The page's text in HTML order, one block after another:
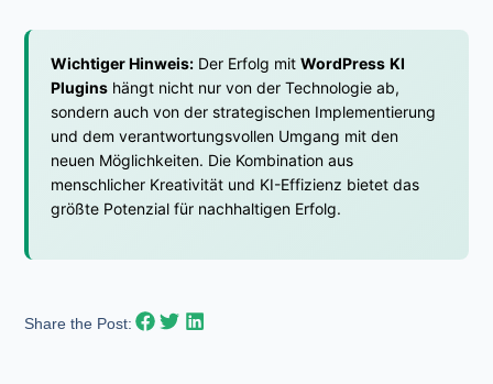
Wichtiger Hinweis: Der Erfolg mitWordPress KI
Plugins hängt nicht nur von der Technologie ab,
sondern auch von der strategischen Implementierung
und dem verantwortungsvollen Umgang mit den
neuen Möglichkeiten. Die Kombination aus
menschlicher Kreativität und KI-Effizienz bietet das
größte Potenzial für nachhaltigen Erfolg.
Share the Post: